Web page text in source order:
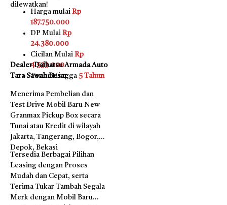
dilewatkan!
Harga mulai Rp
187.750.000
DP Mulai Rp
24.380.000
Cicilan Mulai Rp
4.533.000
Tenor Hingga 5 Tahun
Dealer Daihatsu Armada Auto
Tara Sawah Besar
Menerima Pembelian dan
Test Drive Mobil Baru New
Granmax Pickup Box secara
Tunai atau Kredit di wilayah
Jakarta, Tangerang, Bogor,
Depok, Bekasi
Tersedia Berbagai Pilihan
Leasing dengan Proses
Mudah dan Cepat, serta
Terima Tukar Tambah Segala
Merk dengan Mobil Baru